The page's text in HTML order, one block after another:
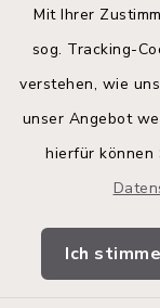
Mit Ihrer
sog. Tracking-
verstehen, wie
unser Angebot
hierfür können
Ich
Quicklinks
Land
Kita-Portal